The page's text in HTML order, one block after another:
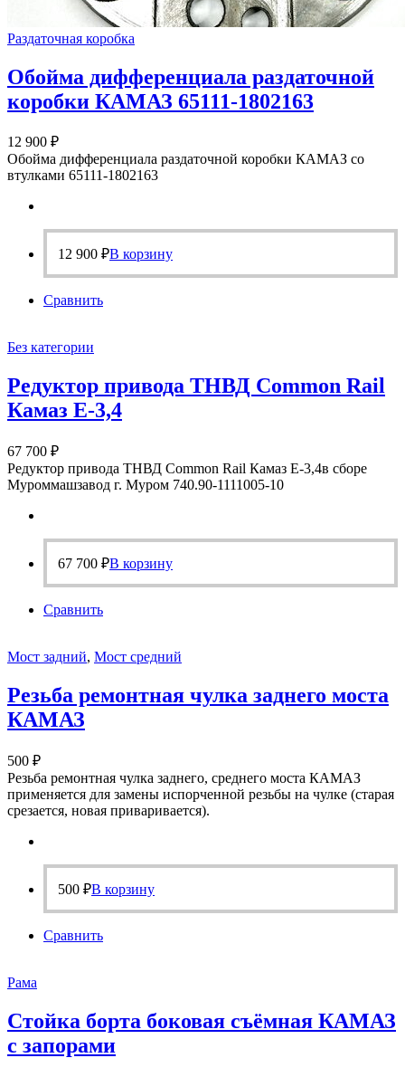
Раздаточная коробка
Обойма дифференциала раздаточной
коробки КАМАЗ 65111-1802163
12 900 ₽
Обойма дифференциала раздаточной коробки КАМАЗ со
втулками 65111-1802163
12 900 ₽В корзину
Сравнить
Без категории
Редуктор привода ТНВД Common Rail
Камаз Е-3,4
67 700 ₽
Редуктор привода ТНВД Common Rail Камаз Е-3,4в сборе
Муроммашзавод г. Муром 740.90-1111005-10
67 700 ₽В корзину
Сравнить
Мост задний, Мост средний
Резьба ремонтная чулка заднего моста
КАМАЗ
500 ₽
Резьба ремонтная чулка заднего, среднего моста КАМАЗ
применяется для замены испорченной резьбы на чулке (старая
срезается, новая приваривается).
500 ₽В корзину
Сравнить
Рама
Стойка борта боковая съёмная КАМАЗ
с запорами